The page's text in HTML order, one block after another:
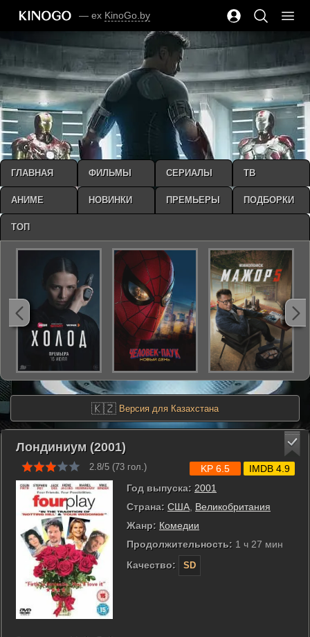
— ex KinoGo.by
🇰🇿 Версия для Казахстана
Лондиниум (2001)
2.8/5 (73 гол.)
Год выпуска: 2001
Страна: США Великобритания
Жанр: Комедии
Продолжительность: 1 ч 27 мин
Качество:
SD
KP 6.5 IMDB 4.9
ГЛАВНАЯ ФИЛЬМЫ СЕРИАЛЫ ТВ
АНИМЕ НОВИНКИ ПРЕМЬЕРЫ ПОДБОРКИ
ТОП